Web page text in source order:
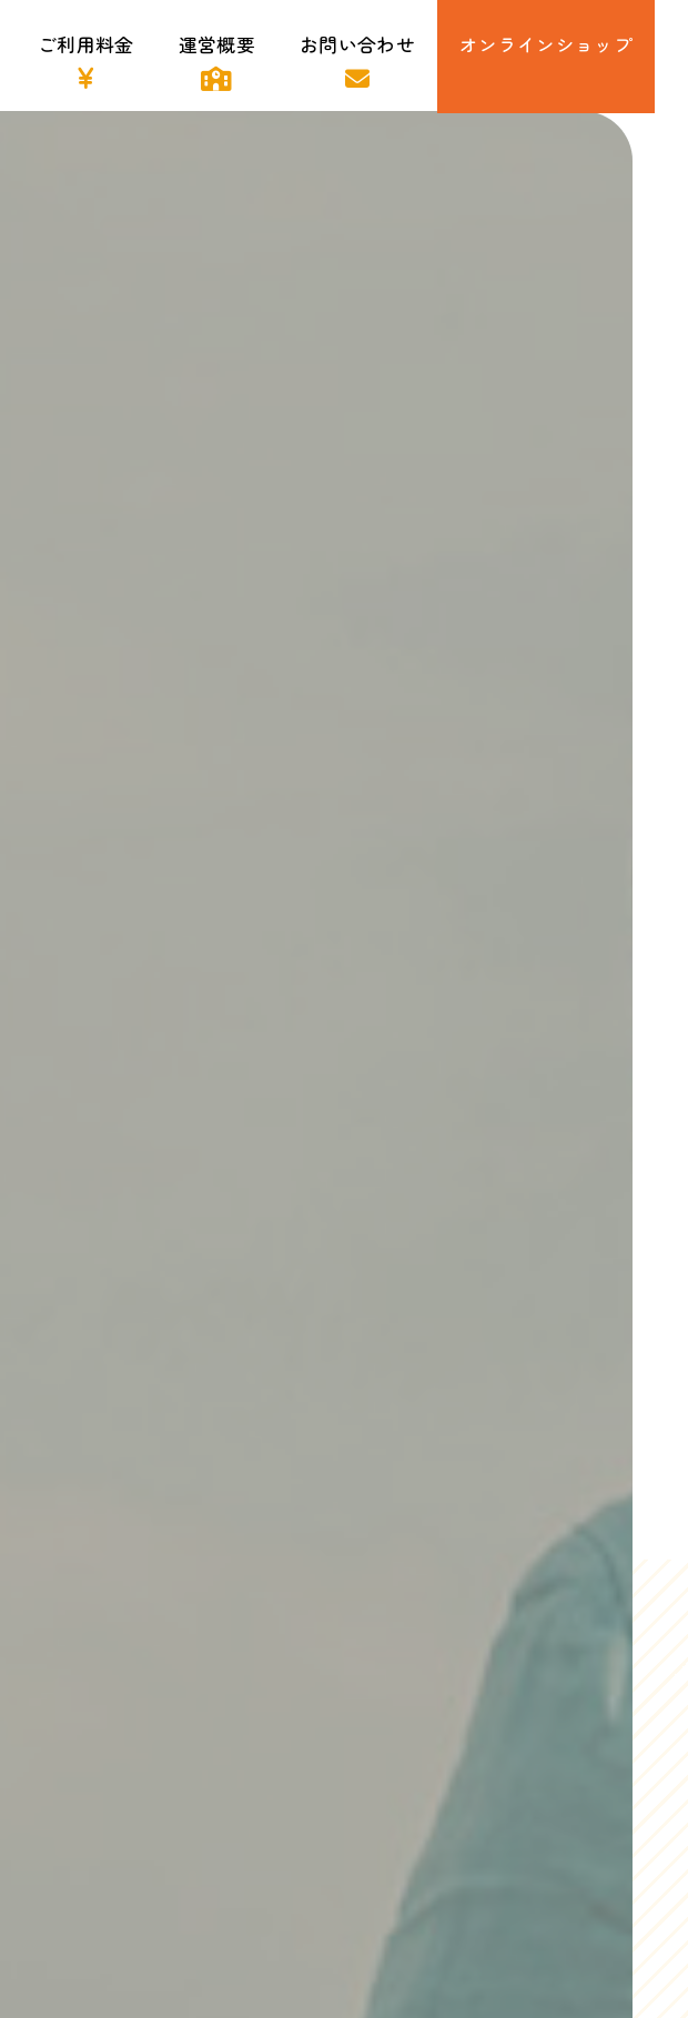
ご利用料金 運営概要 お問い合わせ オンラインショップ